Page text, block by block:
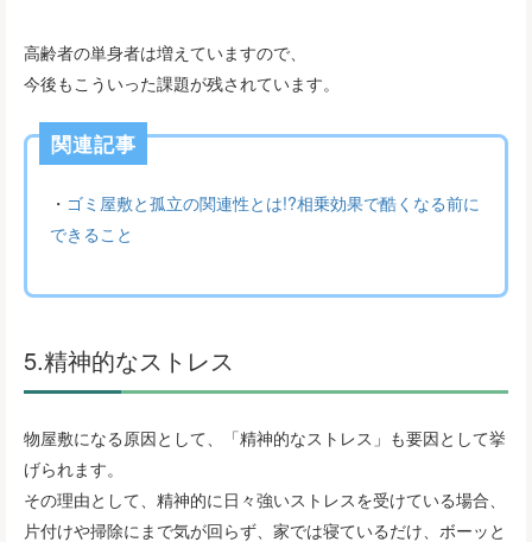
高齢者の単身者は増えていますので、
今後もこういった課題が残されています。
関連記事
・ ゴミ屋敷と孤立の関連性とは!?相乗効果で酷くなる前に
できること
5.精神的なストレス
物屋敷になる原因として、「精神的なストレス」も要因として挙
げられます。
その理由として、精神的に日々強いストレスを受けている場合、
片付けや掃除にまで気が回らず、家では寝ているだけ、ボーッと